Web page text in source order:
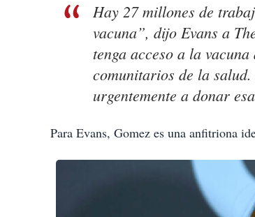
Hay 27 millones de
vacuna”, dijo Evans a
tenga acceso a la
comunitarios de la
urgentemente a donar
Para Evans, Gomez es una anfitriona